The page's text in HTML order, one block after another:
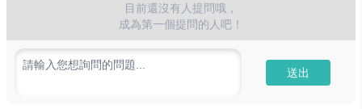
目前還沒有人提問哦，
成為第一個提問的人吧！
請輸入您想詢問的問題...
送出